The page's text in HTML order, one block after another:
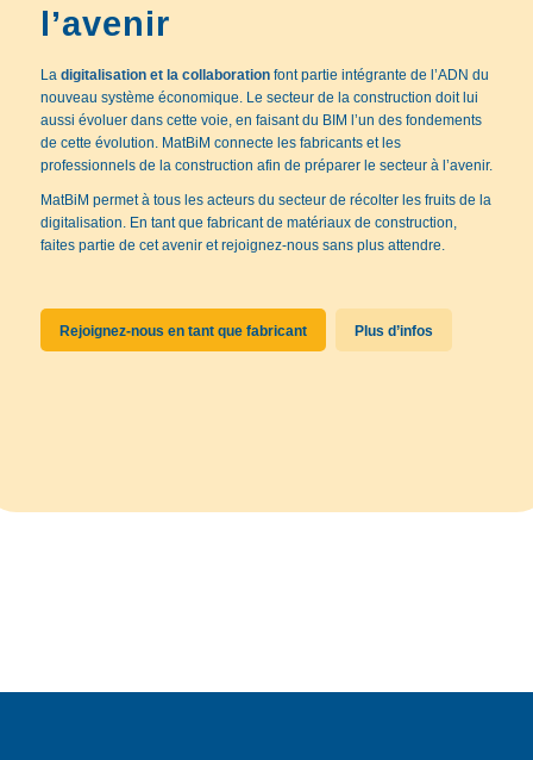
l’avenir
La digitalisation et la collaborationfont partie intégrante de l’ADN du
nouveau système économique. Le secteur de la construction doit lui
aussi évoluer dans cette voie, en faisant du BIM l’un des fondements
de cette évolution. MatBiM connecte les fabricants et les
professionnels de la construction afin de préparer le secteur à l’avenir.
MatBiM permet à tous les acteurs du secteur de récolter les fruits de la
digitalisation. En tant que fabricant de matériaux de construction,
faites partie de cet avenir et rejoignez-nous sans plus attendre.
Rejoignez-nous en tant que fabricant Plus d’infos